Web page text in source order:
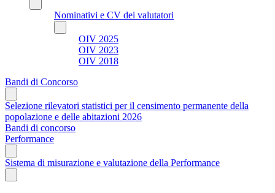
Nominativi e CV dei valutatori
OIV 2025
OIV 2023
OIV 2018
Bandi di Concorso
Selezione rilevatori statistici per il censimento permanente della
popolazione e delle abitazioni 2026
Bandi di concorso
Performance
Sistema di misurazione e valutazione della Performance